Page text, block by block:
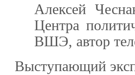
Алексей
Центра
ВШЭ, автор
Выступающий